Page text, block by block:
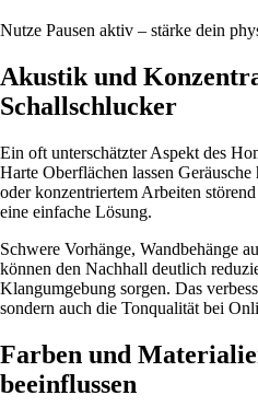
Nutze Pausen aktiv – stärke dein
Akustik und
Schallschlucker
Ein oft unterschätzter Aspekt des
Harte Oberflächen lassen
oder konzentriertem Arbeiten
eine einfache Lösung.
Schwere Vorhänge, Wandbehänge
können den Nachhall deutlich
Klangumgebung sorgen. Das
sondern auch die Tonqualität bei
Farben und
beeinflussen